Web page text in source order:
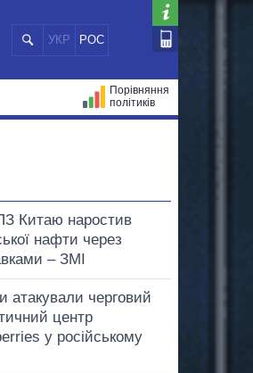
УКР РОС
Порівняння
політиків
Китаю наростив
нафти через
– ЗМІ
атакували черговий
центр
у російському